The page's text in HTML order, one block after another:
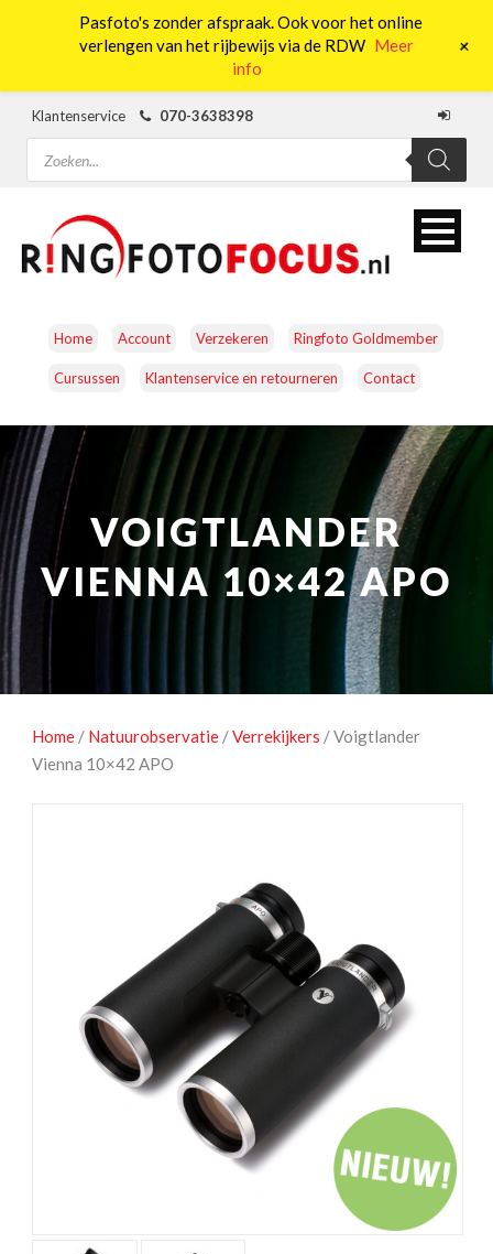
Klantenservice
070-3638398
Producten
zoeken
Home Account Verzekeren Ringfoto Goldmember
Cursussen Klantenservice en retourneren Contact
CAMERA’S OBJECTIEVEN ACCESSOIRES
NATUUROBSERVATIE MEDIA EN ENERGIE
STUDIOFOTOGRAFIE OCCASIONS
VOIGTLANDER
VIENNA 10×42 APO
Home / Natuurobservatie /Verrekijkers / Voigtlander
Vienna 10×42 APO
Pasfoto's zonder afspraak. Ook voor het online
verlengen van het rijbewijs via de RDW Meer
info
+